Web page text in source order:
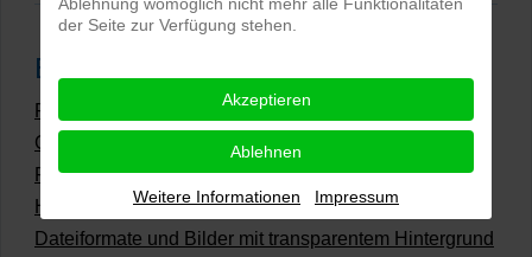
Beliebteste Beiträge
Preise Produktfotografie | Was kosten Produktbilder?
Grüne Produktfotos | Wie geht nachhaltige
Produktfotografie?
Hollow Man Fotografie | Darauf kommt es an!
Dateiformate und Bilder mit transparentem Hintergrund
der Seite zur Verfügung stehen.
Akzeptieren
Ablehnen
Weitere Informationen Impressum